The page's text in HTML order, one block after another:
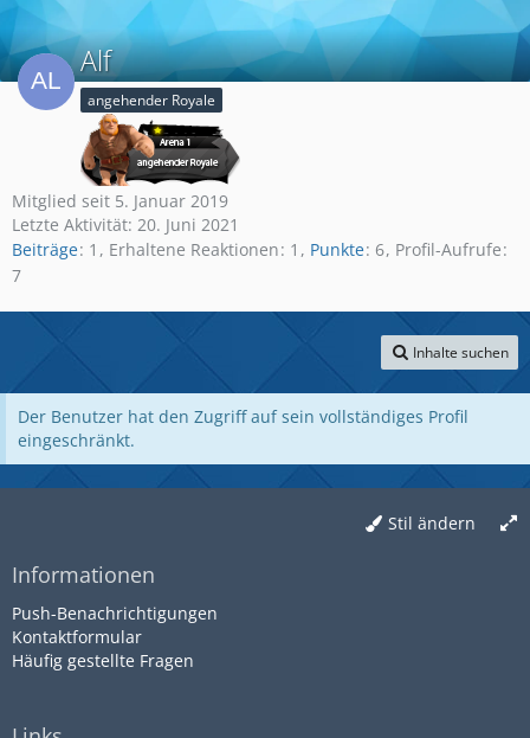
Alf
angehender Royale
Mitglied seit 5. Januar 2019
Letzte Aktivität: 20. Juni 2021
Beiträge 1 Erhaltene Reaktionen 1 Punkte 6 Profil-Aufrufe
7
Inhalte suchen
Der Benutzer hat den Zugriff auf sein vollständiges Profil
eingeschränkt.
Stil ändern
Informationen
Push-Benachrichtigungen
Kontaktformular
Häufig gestellte Fragen